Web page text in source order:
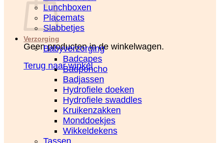
Geen producten in de winkelwagen.
Terug naar winkel
Lunchboxen
Placemats
Slabbetjes
Verzorging
Babyverzorging
Badcapes
Badponcho
Badjassen
Hydrofiele doeken
Hydrofiele swaddles
Kruikenzakken
Monddoekjes
Wikkeldekens
Tassen